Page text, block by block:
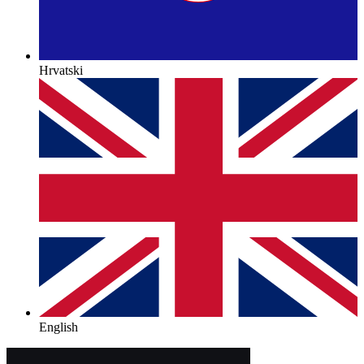
Hrvatski
English